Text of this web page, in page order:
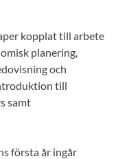
kopplat till arbete
planering,
och
till
samt
första år ingår